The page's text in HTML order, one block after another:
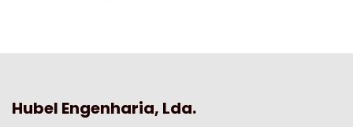
Hubel Engenharia, Lda.